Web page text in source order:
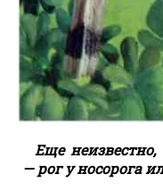
Еще
— рог у носорога